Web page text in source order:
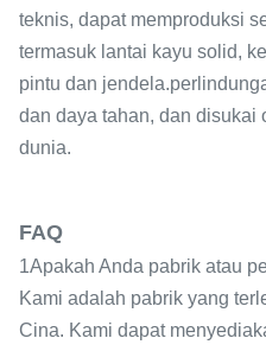
teknis, dapat memproduksi
termasuk lantai kayu solid,
pintu dan
dan daya tahan, dan disukai
dunia.
FAQ
1Apakah Anda pabrik atau
Kami adalah pabrik yang
Cina. Kami dapat